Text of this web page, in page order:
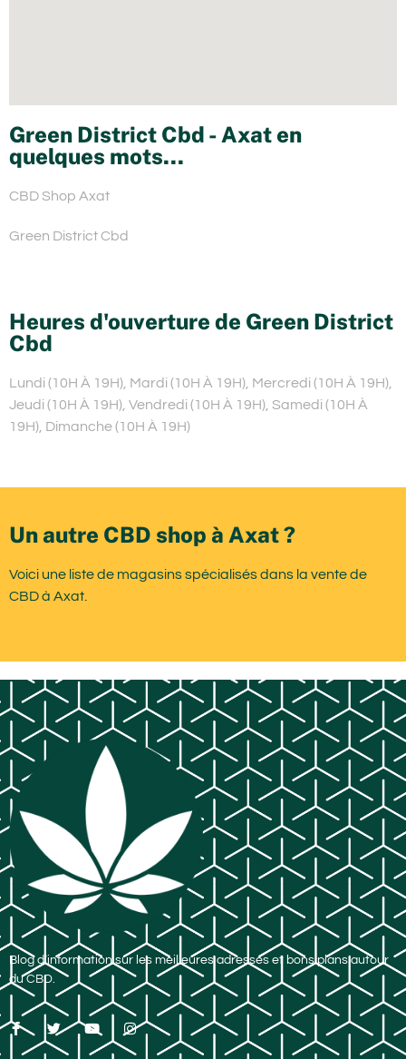
Green District Cbd - Axat en
quelques mots...
CBD Shop Axat
Green District Cbd
Heures d'ouverture de Green District
Cbd
Lundi (10H À 19H), Mardi (10H À 19H), Mercredi (10H À 19H),
Jeudi (10H À 19H), Vendredi (10H À 19H), Samedi (10H À
19H), Dimanche (10H À 19H)
Un autre CBD shop à Axat ?
Voici une liste de magasins spécialisés dans la vente de
CBD à Axat.
Blog d’information sur les meilleures adresses et bons plans autour
du CBD.